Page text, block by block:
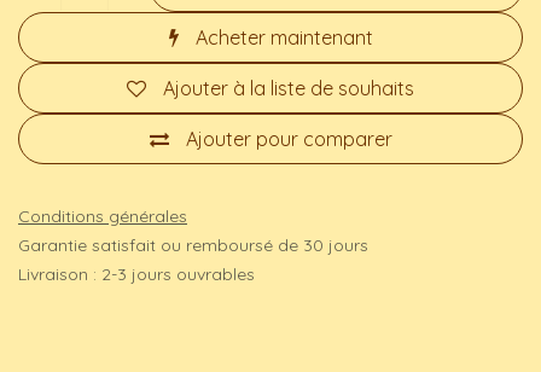
Acheter maintenant
Ajouter pour comparer
Ajouter à la liste de souhaits
Conditions générales
Garantie satisfait ou remboursé de 30 jours
Livraison : 2-3 jours ouvrables